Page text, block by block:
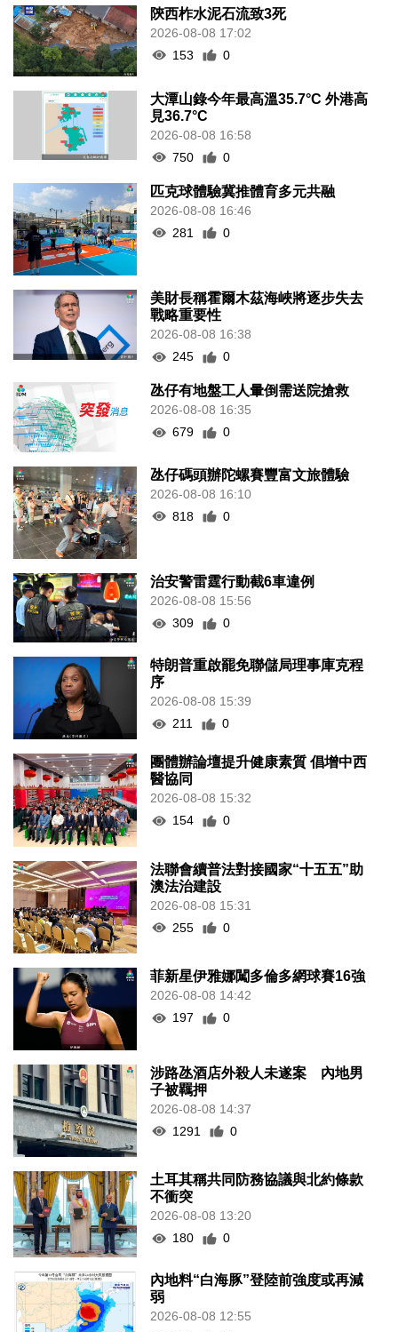
陝西柞水泥石流致3死
2026-08-08 17:02
153
0
大潭山錄今年最高溫35.7°C 外港高
見36.7°C
2026-08-08 16:58
750
0
匹克球體驗冀推體育多元共融
2026-08-08 16:46
281
0
美財長稱霍爾木茲海峽將逐步失去
戰略重要性
2026-08-08 16:38
245
0
氹仔有地盤工人暈倒需送院搶救
2026-08-08 16:35
679
0
氹仔碼頭辦陀螺賽豐富文旅體驗
2026-08-08 16:10
818
0
治安警雷霆行動截6車違例
2026-08-08 15:56
309
0
特朗普重啟罷免聯儲局理事庫克程
序
2026-08-08 15:39
211
0
團體辦論壇提升健康素質 倡增中西
醫協同
2026-08-08 15:32
154
0
法聯會續普法對接國家“十五五”助
澳法治建設
2026-08-08 15:31
255
0
菲新星伊雅娜闖多倫多網球賽16強
2026-08-08 14:42
197
0
涉路氹酒店外殺人未遂案 內地男
子被羈押
2026-08-08 14:37
1291
0
土耳其稱共同防務協議與北約條款
不衝突
2026-08-08 13:20
180
0
內地料“白海豚”登陸前強度或再減
弱
2026-08-08 12:55